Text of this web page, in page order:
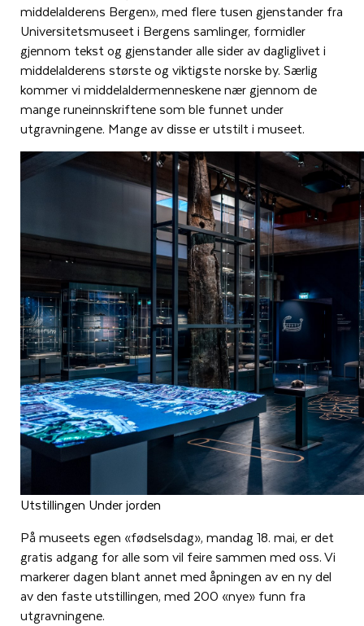
middelalderens Bergen», med flere tusen gjenstander fra
Universitetsmuseet i Bergens samlinger, formidler
gjennom tekst og gjenstander alle sider av dagliglivet i
middelalderens største og viktigste norske by. Særlig
kommer vi middelaldermenneskene nær gjennom de
mange runeinnskriftene som ble funnet under
utgravningene. Mange av disse er utstilt i museet.
Utstillingen Under jorden
På museets egen «fødselsdag», mandag 18. mai, er det
gratis adgang for alle som vil feire sammen med oss. Vi
markerer dagen blant annet med åpningen av en ny del
av den faste utstillingen, med 200 «nye» funn fra
utgravningene.